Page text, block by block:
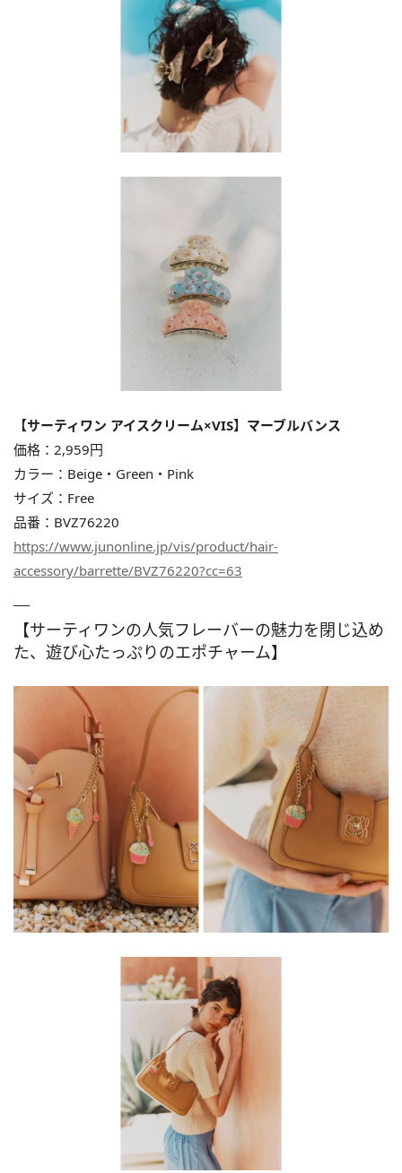
【サーティワン アイスクリーム×VIS】マーブルバンス
価格：2,959円
カラー：Beige・Green・Pink
サイズ：Free
品番：BVZ76220
https://www.junonline.jp/vis/product/hair-
accessory/barrette/BVZ76220?cc=63
【サーティワンの人気フレーバーの魅力を閉じ込め
た、遊び心たっぷりのエポチャーム】